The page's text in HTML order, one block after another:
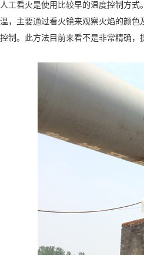
人工看火是使用比较早的温度控制方
温，主要通过看火镜来观察火焰的颜
控制。此方法目前来看不是非常精确